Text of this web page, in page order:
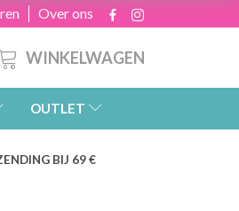
Over ons
WINKELWAGEN
OUTLET
BIJ 69 €